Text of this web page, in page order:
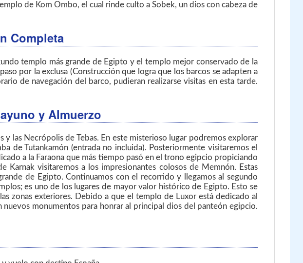
de Kom Ombo, el cual rinde culto a Sobek, un dios con cabeza de
Completa
templo más grande de Egipto y el templo mejor conservado de la
por la exclusa (Construcción que logra que los barcos se adapten a
de navegación del barco, pudieran realizarse visitas en esta tarde.
y Almuerzo
las Necrópolis de Tebas. En este misterioso lugar podremos explorar
de Tutankamón (entrada no incluida). Posteriormente visitaremos el
a la Faraona que más tiempo pasó en el trono egipcio propiciando
visitaremos a los impresionantes colosos de Memnón. Estas
de Egipto. Continuamos con el recorrido y llegamos al segundo
es uno de los lugares de mayor valor histórico de Egipto. Esto se
zonas exteriores. Debido a que el templo de Luxor está dedicado al
monumentos para honrar al principal dios del panteón egipcio.